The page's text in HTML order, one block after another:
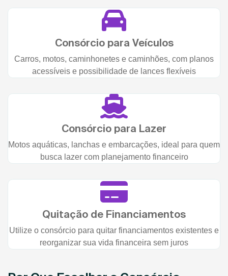
Consórcio para Veículos
Carros, motos, caminhonetes e caminhões, com planos
acessíveis e possibilidade de lances flexíveis
Consórcio para Lazer
Motos aquáticas, lanchas e embarcações, ideal para quem
busca lazer com planejamento financeiro
Quitação de Financiamentos
Utilize o consórcio para quitar financiamentos existentes e
reorganizar sua vida financeira sem juros